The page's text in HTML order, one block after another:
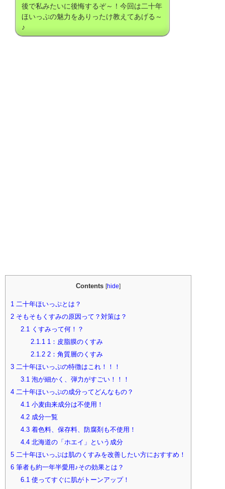
後で私みたいに後悔するぞ～！今回は二十年
ほいっぷの魅力をありったけ教えてあげる～
♪
Contents [hide]
1 二十年ほいっぷとは？
2 そもそもくすみの原因って？対策は？
2.1
くすみって何！？
2.1.1 1：皮脂膜のくすみ
2.1.22：角質層のくすみ
3 二十年ほいっぷの特徴はこれ！！！
3.1 泡が細かく、弾力がすごい！！！
4 二十年ほいっぷの成分ってどんなもの？
4.1 小麦由来成分は不使用！
4.2成分一覧
4.3着色料、保存料、防腐剤も不使用！
4.4北海道の「ホエイ」という成分
5 二十年ほいっぷは肌のくすみを改善したい方におすすめ！
6 筆者も約一年半愛用♪その効果とは？
6.1 使ってすぐに肌がトーンアップ！